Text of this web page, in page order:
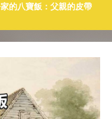
的八寶飯：父親的皮帶